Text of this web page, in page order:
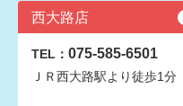
西大路店
TEL： 075-585-6501
ＪＲ西大路駅より徒歩1分